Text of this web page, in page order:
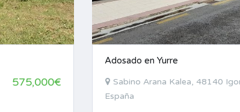
575,000€
Adosado en Yurre
Sabino Arana Kalea, 48140
España